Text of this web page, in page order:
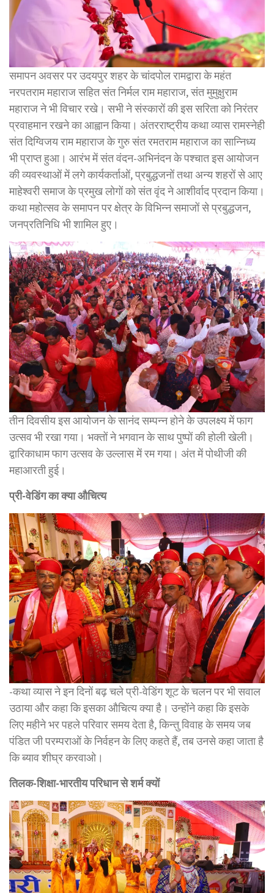
समापन अवसर पर उदयपुर शहर के चांदपोल रामद्वारा के महंत
नरपतराम महाराज सहित संत निर्मल राम महाराज, संत मुमुक्षुराम
महाराज ने भी विचार रखे। सभी ने संस्कारों की इस सरिता को निरंतर
प्रवाहमान रखने का आह्वान किया। अंतरराष्ट्रीय कथा व्यास रामस्नेही
संत दिग्विजय राम महाराज के गुरु संत रमतराम महाराज का सान्निध्य
भी प्राप्त हुआ। आरंभ में संत वंदन-अभिनंदन के पश्चात इस आयोजन
की व्यवस्थाओं में लगे कार्यकर्ताओं, प्रबुद्धजनों तथा अन्य शहरों से आए
माहेश्वरी समाज के प्रमुख लोगों को संत वृंद ने आशीर्वाद प्रदान किया।
कथा महोत्सव के समापन पर क्षेत्र के विभिन्न समाजों से प्रबुद्धजन,
जनप्रतिनिधि भी शामिल हुए।
तीन दिवसीय इस आयोजन के सानंद सम्पन्न होने के उपलक्ष्य में फाग
उत्सव भी रखा गया। भक्तों ने भगवान के साथ पुष्पों की होली खेली।
द्वारिकाधाम फाग उत्सव के उल्लास में रम गया। अंत में पोथीजी की
महाआरती हुई।
प्री-वेडिंग का क्या औचित्य
-कथा व्यास ने इन दिनों बढ़ चले प्री-वेडिंग शूट के चलन पर भी सवाल
उठाया और कहा कि इसका औचित्य क्या है। उन्होंने कहा कि इसके
लिए महीने भर पहले परिवार समय देता है, किन्तु विवाह के समय जब
पंडित जी परम्पराओं के निर्वहन के लिए कहते हैं, तब उनसे कहा जाता है
कि ब्याव शीघ्र करवाओ।
तिलक-शिक्षा-भारतीय परिधान से शर्म क्यों